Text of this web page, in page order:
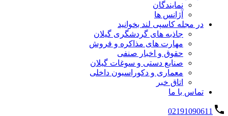
نمایندگان
آژانس ها
در مجله کاسپی لند بخوانید
جاذبه های گردشگری گیلان
مهارت های مذاکره و فروش
حقوق و اخبار صنفی
صنایع دستی و سوغات گیلان
معماری و دکوراسیون داخلی
اتاق خبر
تماس با ما
02191090611